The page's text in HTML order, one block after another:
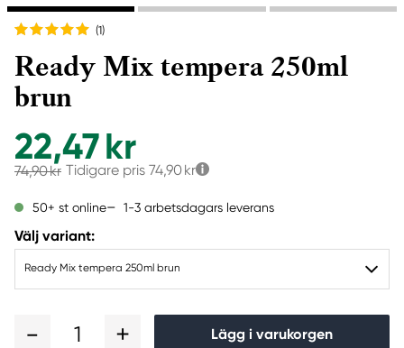
(1)
Ready Mix tempera 250ml
brun
22,47 kr
74,90 kr Tidigare pris 74,90 kr
50+ st online 1-3 arbetsdagars leverans
Välj variant:
Ready Mix tempera 250ml brun
1 Lägg i varukorgen